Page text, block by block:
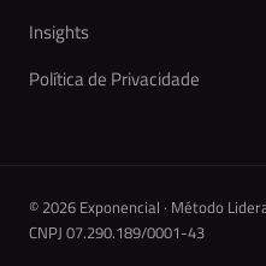
Insights
Política de Privacidade
© 2026 Exponencial · Método
CNPJ 07.290.189/0001-43